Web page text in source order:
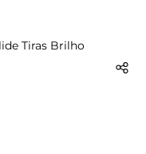
Tiras Brilho